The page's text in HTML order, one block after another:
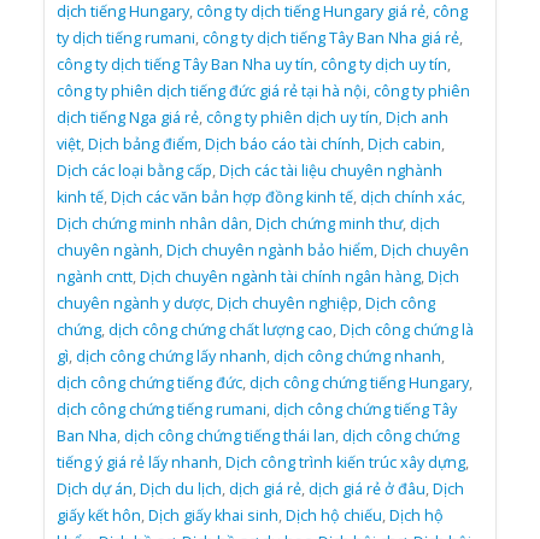
dịch tiếng Hungary,công ty dịch tiếng Hungary giá rẻ,công
ty dịch tiếng rumani,công ty dịch tiếng Tây Ban Nha giá rẻ,
công ty dịch tiếng Tây Ban Nha uy tín,công ty dịch uy tín,
công ty phiên dịch tiếng đức giá rẻ tại hà nội,công ty phiên
dịch tiếng Nga giá rẻ,công ty phiên dịch uy tín,Dịch anh
việt,Dịch bảng điểm,Dịch báo cáo tài chính,Dịch cabin,
Dịch các loại bằng cấp,Dịch các tài liệu chuyên nghành
kinh tế,Dịch các văn bản hợp đồng kinh tế,dịch chính xác,
Dịch chứng minh nhân dân,Dịch chứng minh thư,dịch
chuyên ngành,Dịch chuyên ngành bảo hiểm,Dịch chuyên
ngành cntt,Dịch chuyên ngành tài chính ngân hàng,Dịch
chuyên ngành y dược,Dịch chuyên nghiệp,Dịch công
chứng,dịch công chứng chất lượng cao,Dịch công chứng là
gì,dịch công chứng lấy nhanh,dịch công chứng nhanh,
dịch công chứng tiếng đức,dịch công chứng tiếng Hungary,
dịch công chứng tiếng rumani,dịch công chứng tiếng Tây
Ban Nha,dịch công chứng tiếng thái lan,dịch công chứng
tiếng ý giá rẻ lấy nhanh,Dịch công trình kiến trúc xây dựng,
Dịch dự án,Dịch du lịch,dịch giá rẻ,dịch giá rẻ ở đâu,Dịch
giấy kết hôn,Dịch giấy khai sinh,Dịch hộ chiếu,Dịch hộ